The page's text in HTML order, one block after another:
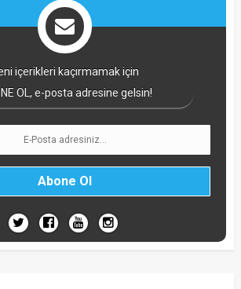
içerikleri kaçırmamak için
OL, e-posta adresine gelsin!